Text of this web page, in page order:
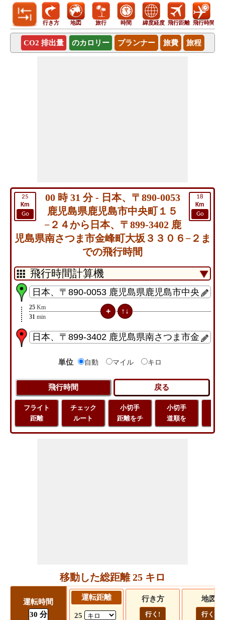
行き方 地図 旅行 時間 緯度経度 飛行距離 飛行時間
CO2 排出量 のカロリー プランナー 旅費 旅程
25
Km
Go
18
Km
Go
00 時 31 分 - 日本、〒890-0053
鹿児島県鹿児島市中央町１５
−２４から日本、〒899-3402 鹿
児島県南さつま市金峰町大坂３３０６−２ま
での飛行時間
25 Km
31 min
単位 自動 マイル キロ
フライト
距離
チェック
ルート
小切手
距離をチ
小切手
道順を
移動した総距離 25 キロ
運転時間
30 分
運転距離
25
行き方
行く!
地図
行く!